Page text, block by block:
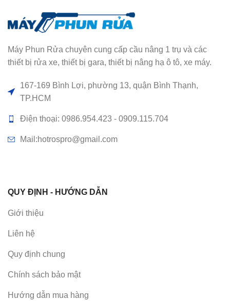
Máy Phun Rửa chuyên cung cấp cầu nâng 1 trụ và các
thiết bị rửa xe, thiết bị gara, thiết bị nâng hạ ô tô, xe máy.
167-169 Bình Lợi, phường 13, quận Bình Thạnh,
TP.HCM
Điện thoại: 0986.954.423 - 0909.115.704
Mail:hotrospro@gmail.com
QUY ĐỊNH - HƯỚNG DẪN
Giới thiệu
Liên hệ
Quy định chung
Chính sách bảo mật
Hướng dẫn mua hàng